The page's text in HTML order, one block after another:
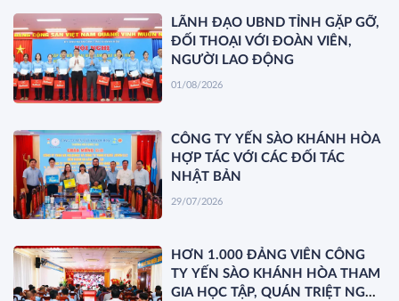
LÃNH ĐẠO UBND TỈNH GẶP GỠ,
ĐỐI THOẠI VỚI ĐOÀN VIÊN,
NGƯỜI LAO ĐỘNG
01/08/2026
CÔNG TY YẾN SÀO KHÁNH HÒA
HỢP TÁC VỚI CÁC ĐỐI TÁC
NHẬT BẢN
29/07/2026
HƠN 1.000 ĐẢNG VIÊN CÔNG
TY YẾN SÀO KHÁNH HÒA THAM
GIA HỌC TẬP, QUÁN TRIỆT NGHỊ